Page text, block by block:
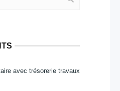
avec trésorerie travaux